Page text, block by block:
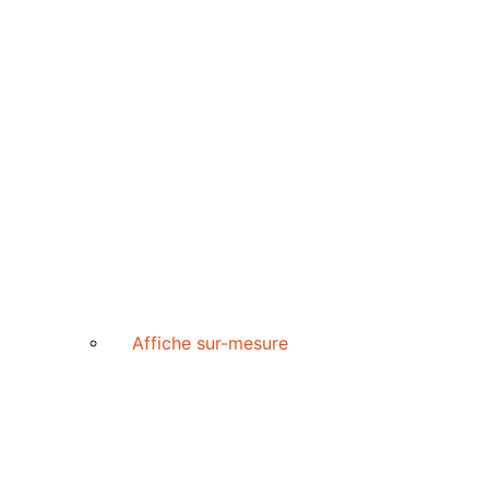
Affiche sur-mesure